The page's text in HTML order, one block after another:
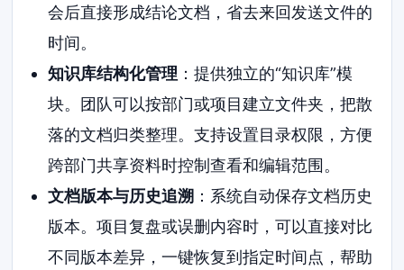
会后直接形成结论文档，省去来回发送文件的
时间。
知识库结构化管理 ：提供独立的“知识库”模
块。团队可以按部门或项目建立文件夹，把散
落的文档归类整理。支持设置目录权限，方便
跨部门共享资料时控制查看和编辑范围。
文档版本与历史追溯 ：系统自动保存文档历史
版本。项目复盘或误删内容时，可以直接对比
不同版本差异，一键恢复到指定时间点，帮助